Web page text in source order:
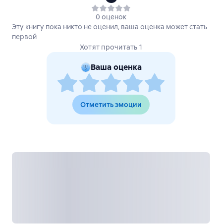
0 оценок
Эту книгу пока никто не оценил, ваша оценка может стать
первой
Ваша оценка
Отметить эмоции
Хотят прочитать 1